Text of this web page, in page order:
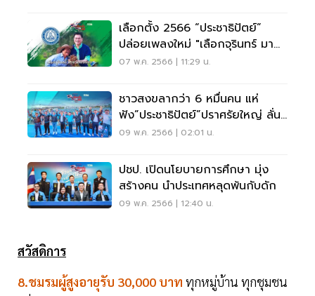
เลือกตั้ง 2566 “ประชาธิปัตย์”
ปล่อยเพลงใหม่ "เลือกจุรินทร์ มา
ช่วยพวกเรา"
07 พ.ค. 2566 | 11:29 น.
ชาวสงขลากว่า 6 หมื่นคน แห่
ฟัง”ประชาธิปัตย์”ปราศรัยใหญ่ ลั่น
ปชป.ไม่มีวันตาย
09 พ.ค. 2566 | 02:01 น.
ปชป. เปิดนโยบายการศึกษา มุ่ง
สร้างคน นำประเทศหลุดพ้นกับดัก
09 พ.ค. 2566 | 12:40 น.
สวัสดิการ
8.ชมรมผู้สูงอายุรับ 30,000 บาท ทุกหมู่บ้าน ทุกชุมชน